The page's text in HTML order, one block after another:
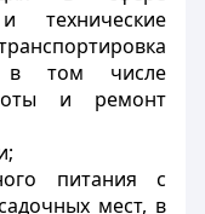
технические
в том числе
и ремонт
питания с
мест, в